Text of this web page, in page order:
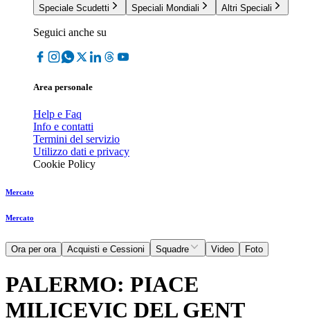
Speciale Scudetti
Speciali Mondiali Altri Speciali
Seguici anche su
Area personale
Help e Faq
Info e contatti
Termini del servizio
Utilizzo dati e privacy
Cookie Policy
Mercato
Mercato
Ora per ora Acquisti e Cessioni Squadre Video Foto
PALERMO: PIACE
MILICEVIC DEL GENT